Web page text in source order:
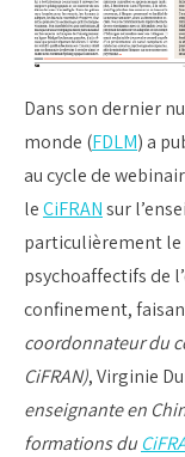
Dans son dernier
monde (FDLM) a
au cycle de
leCiFRANsur
particulièrement le
psychoaffectifs de
confinement,
coordonnateur du
CiFRAN), Virginie
enseignante en
formations du